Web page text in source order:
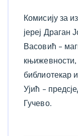
Комисију за
јереј Драган
Васовић –
библиотекар
Ујић –
Гучево.